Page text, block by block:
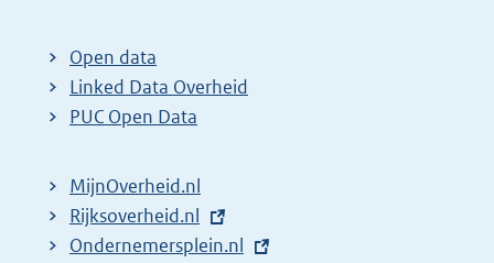
t
e
r
l
i
n
Open data
Linked Data Overheid
PUC Open Data
MijnOverheid.nl
E
x
Rijksoverheid.nl
E
Ondernemersplein.nl